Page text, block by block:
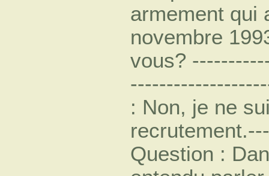
armement qui
novembre
vous?
: Non, je ne
Question :